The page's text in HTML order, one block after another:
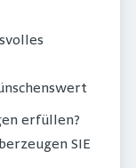
erfüllen?
SIE